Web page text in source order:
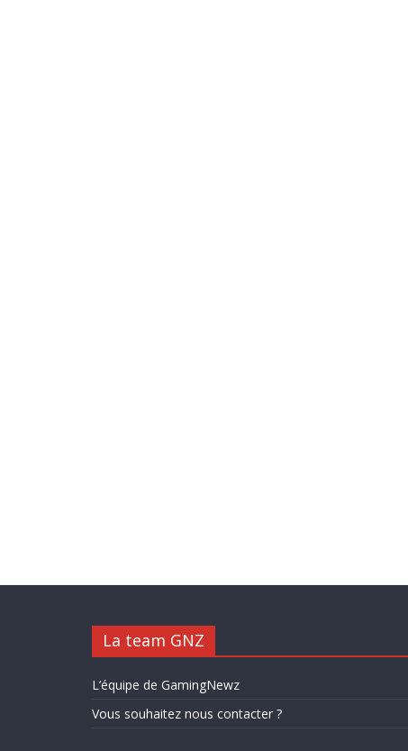
La team GNZ
L’équipe de GamingNewz
Vous souhaitez nous contacter ?